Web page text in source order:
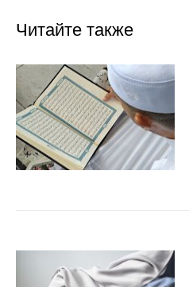
Читайте также